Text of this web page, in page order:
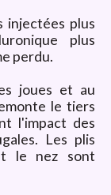
injectées plus
plus
perdu.
joues et au
le tiers
l'impact des
Les plis
le nez sont